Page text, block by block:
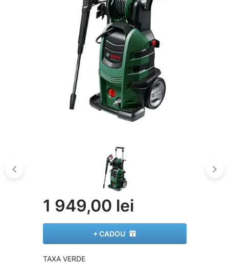
1 949,00 lei
+ CADOU
TAXA VERDE